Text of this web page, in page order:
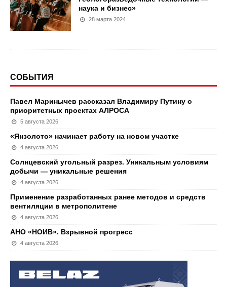
наука и бизнес»
28 марта 2024
СОБЫТИЯ
Павел Маринычев рассказал Владимиру Путину о
приоритетных проектах АЛРОСА
5 августа 2026
«Янзолото» начинает работу на новом участке
4 августа 2026
Солнцевский угольный разрез. Уникальным условиям
добычи — уникальные решения
4 августа 2026
Применение разработанных ранее методов и средств
вентиляции в метрополитене
4 августа 2026
АНО «НОИВ». Взрывной прогресс
4 августа 2026